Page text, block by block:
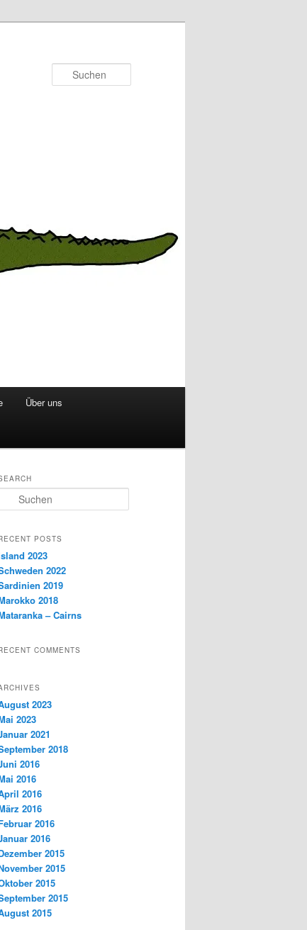
Über uns
POSTS
2023
2022
2019
2018
– Cairns
COMMENTS
2023
2023
2021
2018
2016
2016
2016
2016
2016
2016
2015
2015
2015
2015
2015